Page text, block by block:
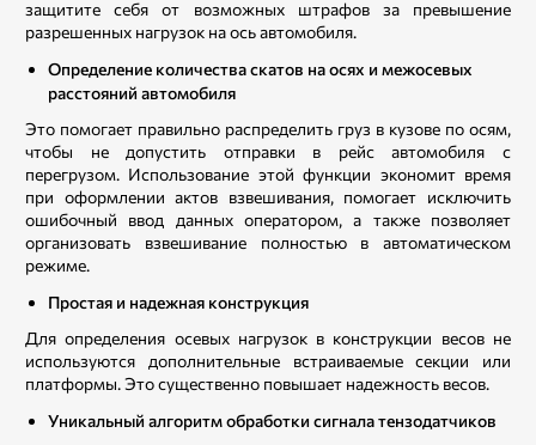
защитите себя от возможных штрафов за превышение
разрешенных нагрузок на ось автомобиля.
Определение количества скатов на осях и межосевых
расстояний автомобиля
Это помогает правильно распределить груз в кузове по осям,
чтобы не допустить отправки в рейс автомобиля с
перегрузом. Использование этой функции экономит время
при оформлении актов взвешивания, помогает исключить
ошибочный ввод данных оператором, а также позволяет
организовать взвешивание полностью в автоматическом
режиме.
Простая и надежная конструкция
Для определения осевых нагрузок в конструкции весов не
используются дополнительные встраиваемые секции или
платформы. Это существенно повышает надежность весов.
Уникальный алгоритм обработки сигнала тензодатчиков